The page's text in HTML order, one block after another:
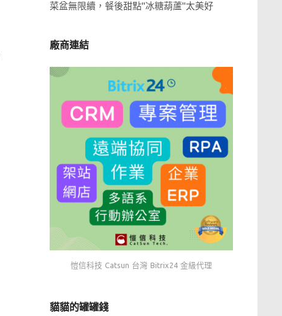
菜盆無限續，餐後甜點"冰糖葫蘆"太美好
廠商連結
愷信科技 Catsun 台灣 Bitrix24 金級代理
貓貓的罐罐錢